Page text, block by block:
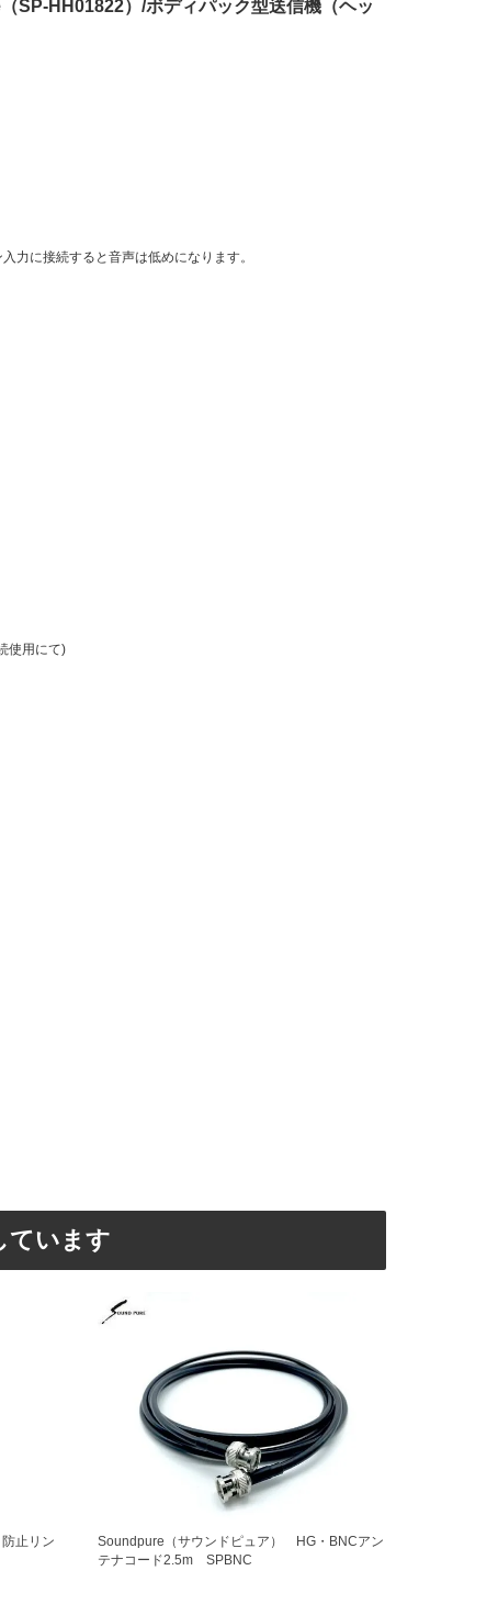
SP-HH01822）/ボディパック型送信機（ヘッ
力に接続すると音声は低めになります。
使用にて)
ています
止リン
Soundpure（サウンドピュア） HG・BNCアン
テナコード2.5m SPBNC